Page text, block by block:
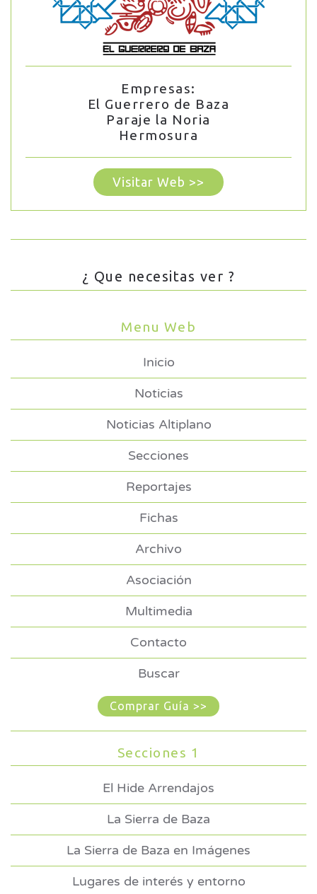
Empresas:
El Guerrero de Baza
Paraje la Noria
Hermosura
Visitar Web >>
¿ Que necesitas ver ?
Menu Web
Inicio
Noticias
Noticias Altiplano
Secciones
Reportajes
Fichas
Archivo
Asociación
Multimedia
Contacto
Buscar
Comprar Guía >>
Secciones 1
El Hide Arrendajos
La Sierra de Baza
La Sierra de Baza en Imágenes
Lugares de interés y entorno